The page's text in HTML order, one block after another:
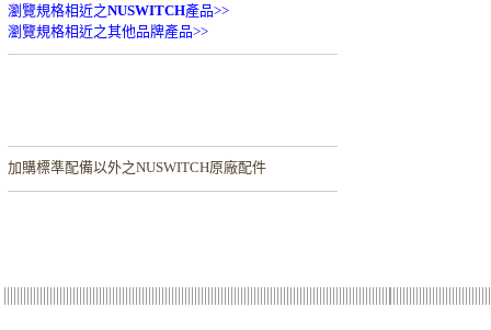
瀏覽規格相近之NUSWITCH產品>>
瀏覽規格相近之其他品牌產品>>
加購標準配備以外之NUSWITCH原廠配件